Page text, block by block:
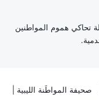
تحاكي هموم المواطنين
صحيفة المواطَنة الليبية